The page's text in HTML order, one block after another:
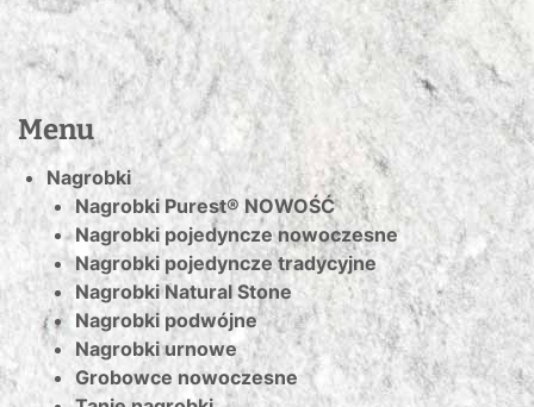
Menu
Nagrobki
Nagrobki Purest® NOWOŚĆ
Nagrobki pojedyncze nowoczesne
Nagrobki pojedyncze tradycyjne
Nagrobki Natural Stone
Nagrobki podwójne
Nagrobki urnowe
Grobowce nowoczesne